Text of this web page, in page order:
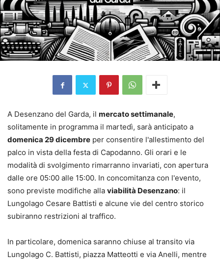
A Desenzano del Garda, il mercato settimanale,
solitamente in programma il martedì, sarà anticipato a
domenica 29 dicembre per consentire l'allestimento del
palco in vista della festa di Capodanno. Gli orari e le
modalità di svolgimento rimarranno invariati, con apertura
dalle ore 05:00 alle 15:00. In concomitanza con l'evento,
sono previste modifiche alla viabilità Desenzano: il
Lungolago Cesare Battisti e alcune vie del centro storico
subiranno restrizioni al traffico.
In particolare, domenica saranno chiuse al transito via
Lungolago C. Battisti, piazza Matteotti e via Anelli, mentre